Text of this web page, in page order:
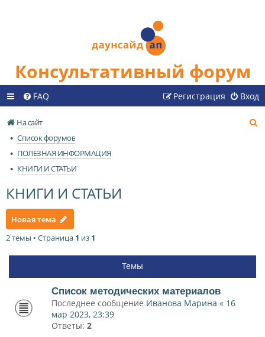
Консультативный форум
FAQ Вход
Регистрация
На сайт
Список форумов
ПОЛЕЗНАЯ ИНФОРМАЦИЯ
КНИГИ И СТАТЬИ
КНИГИ И СТАТЬИ
Новая тема
2 темы • Страница 1 из 1
Темы
Список методических материалов
Последнее сообщение Иванова Марина « 16
мар 2023, 23:39
Ответы: 2